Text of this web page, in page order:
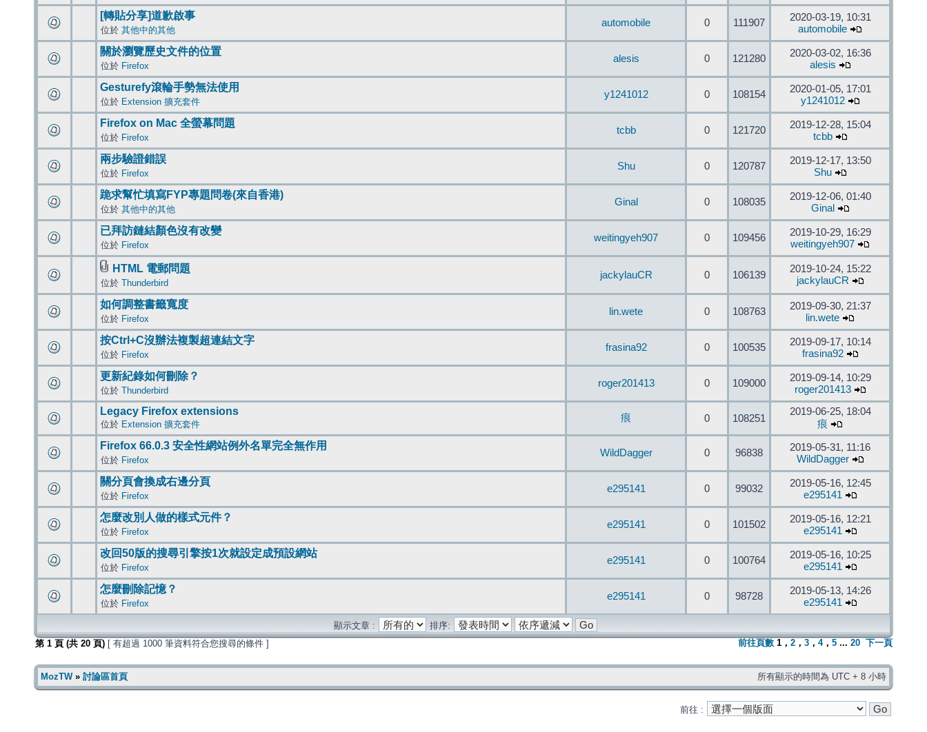
[轉貼分享]道歉啟事
位於 其他中的其他
automobile 0 111907
2020-03-19, 10:31
automobile
關於瀏覽歷史文件的位置
位於 Firefox
alesis 0 121280
2020-03-02, 16:36
alesis
Gesturefy滾輪手勢無法使用
位於 Extension 擴充套件
y1241012 0 108154
2020-01-05, 17:01
y1241012
Firefox on Mac 全螢幕問題
位於 Firefox
tcbb 0 121720
2019-12-28, 15:04
tcbb
兩步驗證錯誤
位於 Firefox
Shu 0 120787
2019-12-17, 13:50
Shu
跪求幫忙填寫FYP專題問卷(來自香港)
位於 其他中的其他
Ginal 0 108035
2019-12-06, 01:40
Ginal
已拜訪鏈結顏色沒有改變
位於 Firefox
weitingyeh907 0 109456
2019-10-29, 16:29
weitingyeh907
HTML 電郵問題
位於 Thunderbird
jackylauCR 0 106139
2019-10-24, 15:22
jackylauCR
如何調整書籤寬度
位於 Firefox
lin.wete 0 108763
2019-09-30, 21:37
lin.wete
按Ctrl+C沒辦法複製超連結文字
位於 Firefox
frasina92 0 100535
2019-09-17, 10:14
frasina92
更新紀錄如何刪除？
位於 Thunderbird
roger201413 0 109000
2019-09-14, 10:29
roger201413
Legacy Firefox extensions
位於 Extension 擴充套件
痕 0 108251
2019-06-25, 18:04
痕
Firefox 66.0.3 安全性網站例外名單完全無作用
位於 Firefox
WildDagger 0 96838
2019-05-31, 11:16
WildDagger
關分頁會換成右邊分頁
位於 Firefox
e295141 0 99032
2019-05-16, 12:45
e295141
怎麼改別人做的樣式元件？
位於 Firefox
e295141 0 101502
2019-05-16, 12:21
e295141
改回50版的搜尋引擎按1次就設定成預設網站
位於 Firefox
e295141 0 100764
2019-05-16, 10:25
e295141
怎麼刪除記憶？
位於 Firefox
e295141 0 98728
2019-05-13, 14:26
e295141
顯示文章 :
排序:
第 1 頁 (共 20 頁) [ 有超過 1000 筆資料符合您搜尋的條件 ] 前往頁數 1 ， 2 ， 3 ， 4， 5 ... 20 下一頁
MozTW» 討論區首頁 所有顯示的時間為 UTC + 8 小時
前往 :